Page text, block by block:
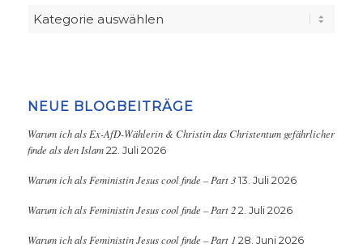
Kategorien
NEUE BLOGBEITRÄGE
Warum ich als Ex-AfD-Wählerin & Christin das Christentum gefährlicher
finde als den Islam 22. Juli 2026
Warum ich als Feministin Jesus cool finde – Part 3 13. Juli 2026
Warum ich als Feministin Jesus cool finde – Part 2 2. Juli 2026
Warum ich als Feministin Jesus cool finde – Part 1 28. Juni 2026